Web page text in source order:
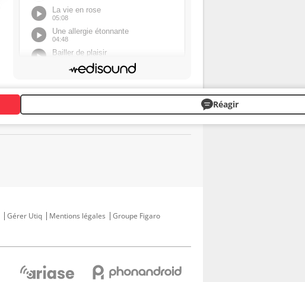
Réagir
Gérer Utiq Mentions légales
Groupe Figaro